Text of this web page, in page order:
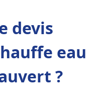
devis
eau
?